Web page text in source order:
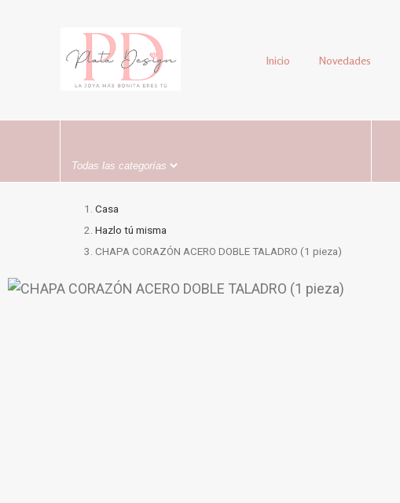
Inicio Novedades
Casa
Hazlo tú misma
CHAPA CORAZÓN ACERO DOBLE TALADRO (1 pieza)